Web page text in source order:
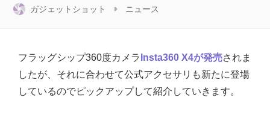
ガジェットショット ニュース
フラッグシップ360度カメラ Insta360 X4が発売されま
したが、それに合わせて公式アクセサリも新たに登場
しているのでピックアップして紹介していきます。